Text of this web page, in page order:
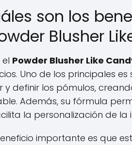
son los
Blusher
el Powder Blusher Like
Uno de los principales
y definir los pómulos,
Además, su fórmula
la personalización de la
importante es que